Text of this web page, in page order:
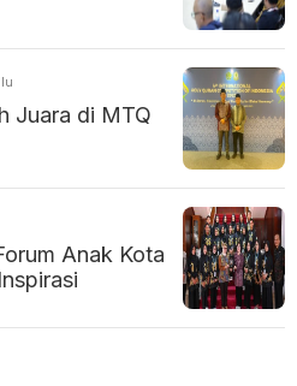
Juara di MTQ
Anak Kota